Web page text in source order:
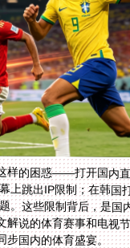
样的困惑——打开国内
上跳出IP限制；在韩国
。这些限制背后，是
解说的体育赛事和电视
步国内的体育盛宴。